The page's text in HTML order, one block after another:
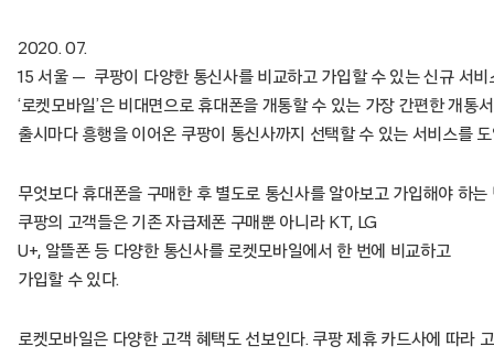
2020. 07.
15 서울 — 쿠팡이 다양한 통신사를 비교하고 가입할 수 있는 신규 서비
‘로켓모바일’은 비대면으로 휴대폰을 개통할 수 있는 가장 간편한 개
출시마다 흥행을 이어온 쿠팡이 통신사까지 선택할 수 있는 서비스를
무엇보다 휴대폰을 구매한 후 별도로 통신사를 알아보고 가입해야 하
쿠팡의 고객들은 기존 자급제폰 구매뿐 아니라 KT, LG
U+, 알뜰폰 등 다양한 통신사를 로켓모바일에서 한 번에 비교하고
가입할 수 있다.
로켓모바일은 다양한 고객 혜택도 선보인다. 쿠팡 제휴 카드사에 따라